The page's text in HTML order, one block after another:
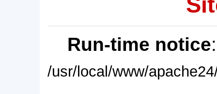
Run-time notice
/usr/local/www/